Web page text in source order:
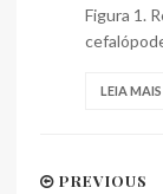
Figura 1.
LEIA MAIS
PREVIOUS